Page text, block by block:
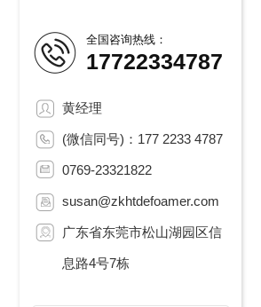
全国咨询热线：
17722334787
黄经理
(微信同号)：177 2233 4787
0769-23321822
susan@zkhtdefoamer.com
广东省东莞市松山湖园区信
息路4号7栋